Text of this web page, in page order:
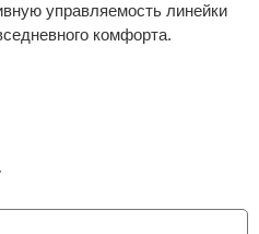
управляемость линейки
комфорта.